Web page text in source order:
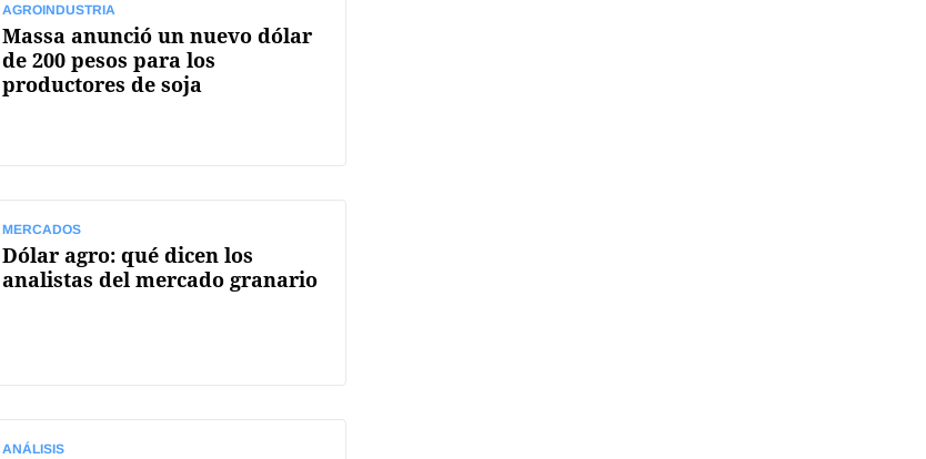
AGROINDUSTRIA
Massa anunció un nuevo dólar
de 200 pesos para los
productores de soja
MERCADOS
Dólar agro: qué dicen los
analistas del mercado granario
ANÁLISIS